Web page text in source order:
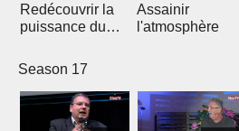
Redécouvrir la
puissance du
Assainir
l'atmosphère
Season 17